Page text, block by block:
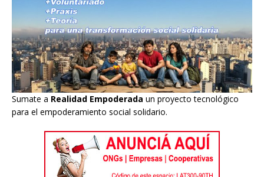
Sumate a Realidad Empoderada un proyecto tecnológico
para el empoderamiento social solidario.